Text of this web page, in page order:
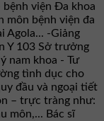
bệnh viện Đa khoa
môn bệnh viện đa
Agola... -Giảng
Y 103 Sở trưởng
nam khoa - Tư
tình dục cho
đầu và ngoại tiết
– trực tràng như:
môn,... Bác sĩ